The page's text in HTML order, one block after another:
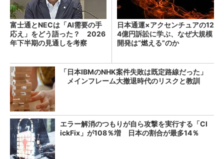
富士通とNECは「AI需要の手
応え」をどう語った？ 2026
年下半期の見通しを考察
日本通運×アクセンチュアの12
4億円訴訟に学ぶ、なぜ大規模
開発は“燃える”のか
「日本IBMのNHK案件失敗は既定路線だった」
メインフレーム大撤退時代のリスクと教訓
エラー解消のつもりが自ら攻撃を実行する「Cl
ickFix」が108％増 日本の割合が最多14％